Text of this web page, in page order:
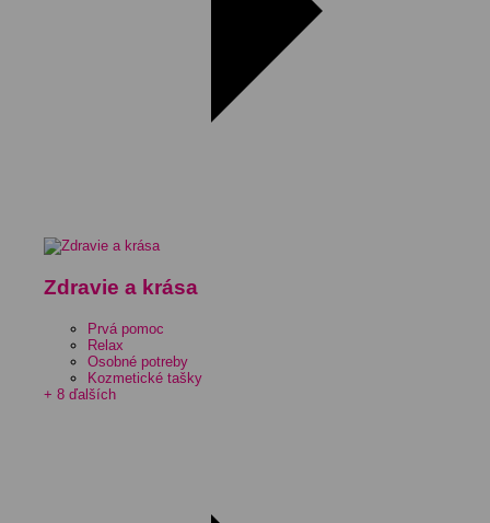
Zdravie a krása
Prvá pomoc
Relax
Osobné potreby
Kozmetické tašky
+ 8 ďalších